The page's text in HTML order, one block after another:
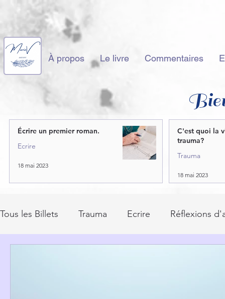
À propos Le livre Commentaires
Écrire un premier roman.
Ecrire
18 mai 2023
C'est quoi la
trauma?
Trauma
18 mai 2023
Tous les Billets Trauma Ecrire Réflexions